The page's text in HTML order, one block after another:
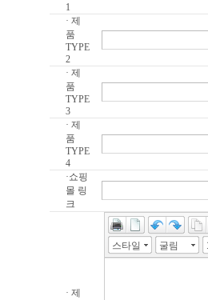
1
· 제
품
TYPE
2
· 제
품
TYPE
3
· 제
품
TYPE
4
·쇼핑
몰 링
크
· 제
스타일 굴림